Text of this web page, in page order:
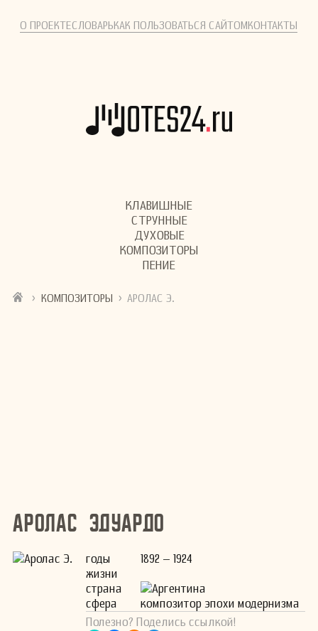
О ПРОЕКТЕСЛОВАРЬКАК ПОЛЬЗОВАТЬСЯ САЙТОМКОНТАКТЫ
КЛАВИШНЫЕ
СТРУННЫЕ
ДУХОВЫЕ
КОМПОЗИТОРЫ
ПЕНИЕ
› КОМПОЗИТОРЫ › АРОЛАС Э.
Аролас Эдуардо
годы
жизни
1892 – 1924
страна
Аргентина
сфера
композитор эпохи модернизма
Полезно? Поделись ссылкой!